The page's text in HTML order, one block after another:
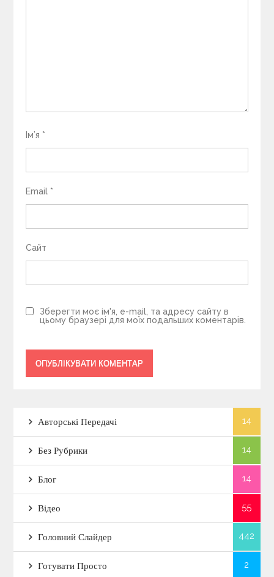
Ім’я *
Email *
Сайт
Зберегти моє ім'я, e-mail, та адресу сайту в
цьому браузері для моїх подальших коментарів.
Авторські Передачі 14
Без Рубрики 14
Блог 14
Відео 55
Головний Слайдер 442
Готувати Просто 2